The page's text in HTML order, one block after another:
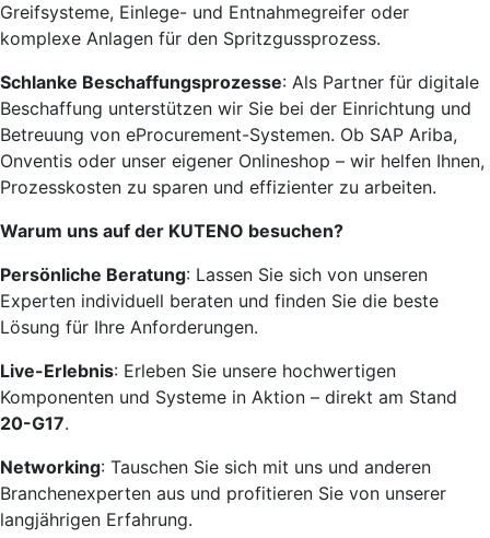
Greifsysteme, Einlege- und Entnahmegreifer oder
komplexe Anlagen für den Spritzgussprozess.
Schlanke Beschaffungsprozesse: Als Partner für digitale
Beschaffung unterstützen wir Sie bei der Einrichtung und
Betreuung von eProcurement-Systemen. Ob SAP Ariba,
Onventis oder unser eigener Onlineshop – wir helfen Ihnen,
Prozesskosten zu sparen und effizienter zu arbeiten.
Warum uns auf der KUTENO besuchen?
Persönliche Beratung: Lassen Sie sich von unseren
Experten individuell beraten und finden Sie die beste
Lösung für Ihre Anforderungen.
Live-Erlebnis: Erleben Sie unsere hochwertigen
Komponenten und Systeme in Aktion – direkt am Stand
20-G17.
Networking: Tauschen Sie sich mit uns und anderen
Branchenexperten aus und profitieren Sie von unserer
langjährigen Erfahrung.